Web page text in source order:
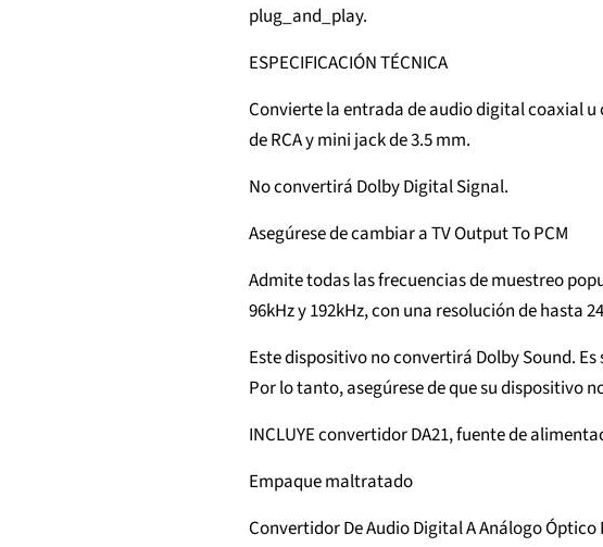
plug_and_play.
ESPECIFICACIÓN TÉCNICA
Convierte la entrada de audio digital coaxial
de RCA y mini jack de 3.5 mm.
No convertirá Dolby Digital Signal.
Asegúrese de cambiar a TV Output To PCM
Admite todas las frecuencias de muestreo
96kHz y 192kHz, con una resolución de hasta
Este dispositivo no convertirá Dolby Sound.
Por lo tanto, asegúrese de que su dispositivo
INCLUYE convertidor DA21, fuente de
Empaque maltratado
Convertidor De Audio Digital A Análogo